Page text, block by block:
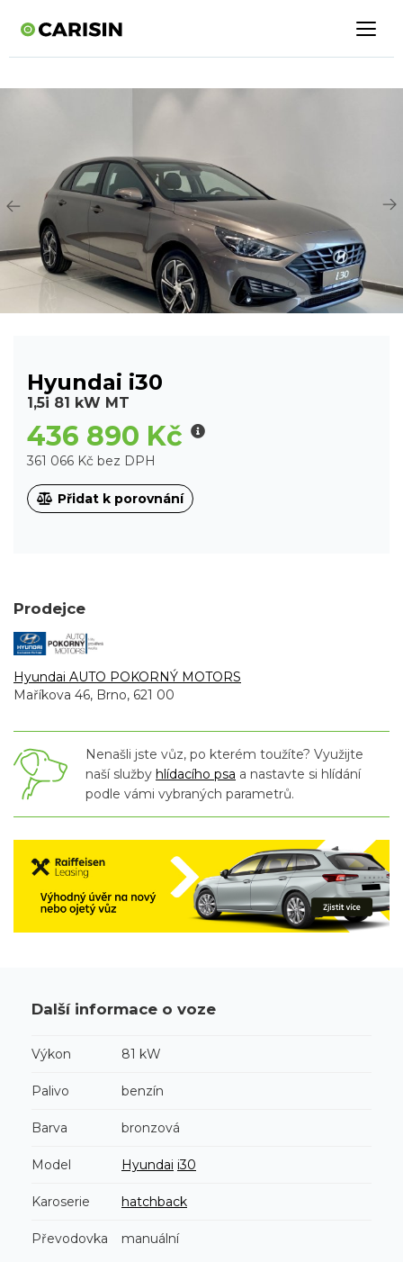
Hyundai i30
1,5i 81 kW MT
436 890 Kč
361 066 Kč bez DPH
Přidat k porovnání
Prodejce
Hyundai AUTO POKORNÝ MOTORS
Maříkova 46, Brno, 621 00
Nenašli jste vůz, po kterém toužíte? Využijte
naší služby hlídacího psa a nastavte si hlídání
podle vámi vybraných parametrů.
Další informace o voze
Výkon 81 kW
Palivo benzín
Barva bronzová
Model Hyundai i30
Karoserie hatchback
Převodovka manuální